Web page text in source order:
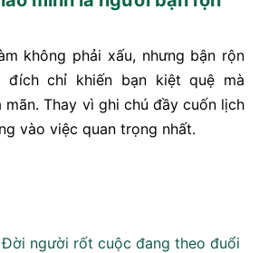
không phải xấu, nhưng bận rộn
đích chỉ khiến bạn kiệt quệ mà
Thay vì ghi chú đầy cuốn lịch
vào việc quan trọng nhất.
Đời người rốt cuộc đang theo đuổi